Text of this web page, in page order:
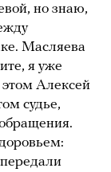
но знаю,
Масляева
я уже
этом Алексей
судье,